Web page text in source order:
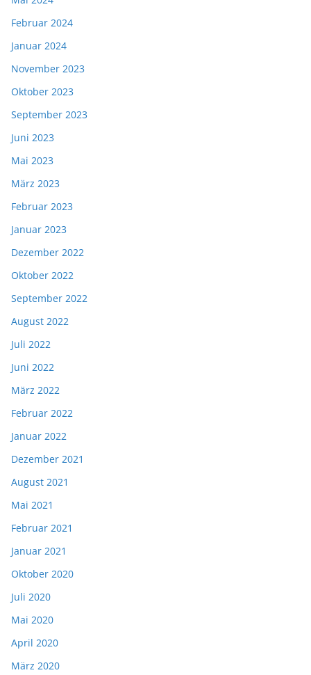
Februar 2024
Januar 2024
November 2023
Oktober 2023
September 2023
Juni 2023
Mai 2023
März 2023
Februar 2023
Januar 2023
Dezember 2022
Oktober 2022
September 2022
August 2022
Juli 2022
Juni 2022
März 2022
Februar 2022
Januar 2022
Dezember 2021
August 2021
Mai 2021
Februar 2021
Januar 2021
Oktober 2020
Juli 2020
Mai 2020
April 2020
März 2020